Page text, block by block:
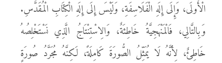
الْأُولَى، وَإِلَى إِلَهِ الْفَلَاسِفَةِ، وَلَيْسَ إِلَى إِلَهِ الْكِتَابِ الْمُقَدَّسِ.
وَبِالتَّالِي، فَالْمَنْهَجِيَّةُ خَاطِئَةٌ، وَالِاسْتِنْتَاجُ الَّذِي نَسْتَخْلِصُهُ
خَاطِئٌ، لِأَنَّهُ لَا يُمَثِّلُ الصُّورَةَ كَامِلَةً، لَكِنَّهُ مُجَرَّدُ صُورَةٍ